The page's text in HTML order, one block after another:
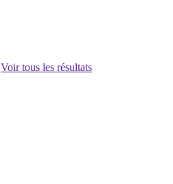
Voir tous les résultats